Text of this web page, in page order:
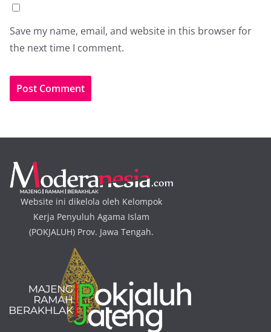
Save my name, email, and website in this browser for
the next time I comment.
Website ini dikelola oleh Kelompok
Kerja Penyuluh Agama Islam
(POKJALUH) Prov. Jawa Tengah.